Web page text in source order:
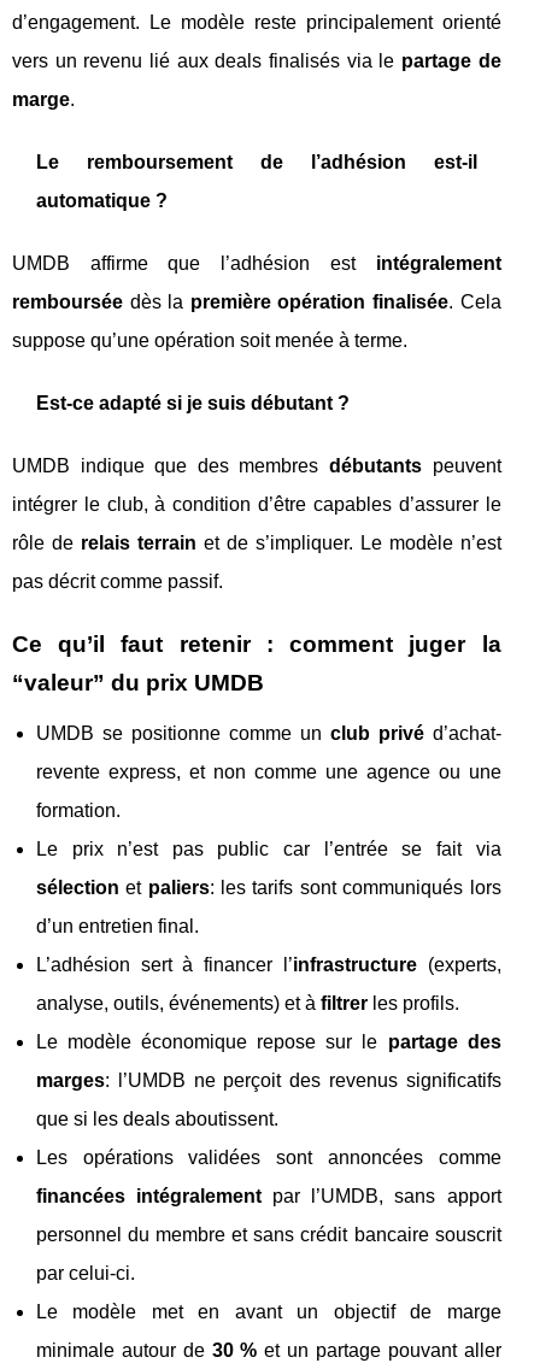
d’engagement. Le modèle reste principalement orienté
vers un revenu lié aux deals finalisés via le partage de
marge.
Le remboursement de l’adhésion est-il
automatique ?
UMDB affirme que l’adhésion est intégralement
remboursée dès la première opération finalisée. Cela
suppose qu’une opération soit menée à terme.
Est-ce adapté si je suis débutant ?
UMDB indique que des membres débutants peuvent
intégrer le club, à condition d’être capables d’assurer le
rôle de relais terrain et de s’impliquer. Le modèle n’est
pas décrit comme passif.
Ce qu’il faut retenir : comment juger la
“valeur” du prix UMDB
UMDB se positionne comme un club privéd’achat-
revente express, et non comme une agence ou une
formation.
Le prix n’est pas public car l’entrée se fait via
sélection et paliers: les tarifs sont communiqués lors
d’un entretien final.
L’adhésion sert à financer l’infrastructure(experts,
analyse, outils, événements) et à filtrer les profils.
Le modèle économique repose sur le partage des
marges: l’UMDB ne perçoit des revenus significatifs
que si les deals aboutissent.
Les opérations validées sont annoncées comme
financées intégralement par l’UMDB, sans apport
personnel du membre et sans crédit bancaire souscrit
par celui-ci.
Le modèle met en avant un objectif de marge
minimale autour de 30 % et un partage pouvant aller